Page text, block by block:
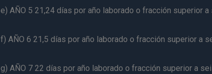
e) AÑO 5 21,24 días por año laborado o fracción superior
f) AÑO 6 21,5 días por año laborado o fracción superior a
g) AÑO 7 22 días por año laborado o fracción superior a